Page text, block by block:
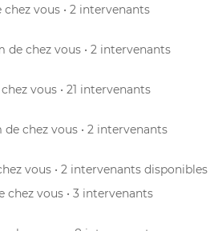
chez vous • 2 intervenants
de chez vous • 2 intervenants
chez vous • 21 intervenants
de chez vous • 2 intervenants
vous • 2 intervenants disponibles
chez vous • 3 intervenants